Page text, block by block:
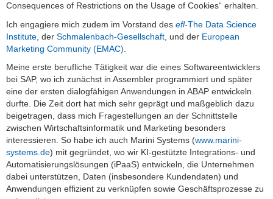
Consequences of Restrictions on the Usage of Cookies“ erhalten.
Ich engagiere mich zudem im Vorstand des efl-The Data Science
Institute , der Schmalenbach-Gesellschaft und der European
Marketing Community (EMAC)
Meine erste berufliche Tätigkeit war die eines Softwareentwicklers
bei SAP, wo ich zunächst in Assembler programmiert und später
eine der ersten dialogfähigen Anwendungen in ABAP entwickeln
durfte. Die Zeit dort hat mich sehr geprägt und maßgeblich dazu
beigetragen, dass mich Fragestellungen an der Schnittstelle
zwischen Wirtschaftsinformatik und Marketing besonders
interessieren. So habe ich auch Marini Systems (www.marini-
systems.de) mit gegründet, wo wir KI-gestützte Integrations- und
Automatisierungslösungen (iPaaS) entwickeln, die Unternehmen
dabei unterstützen, Daten (insbesondere Kundendaten) und
Anwendungen effizient zu verknüpfen sowie Geschäftsprozesse zu